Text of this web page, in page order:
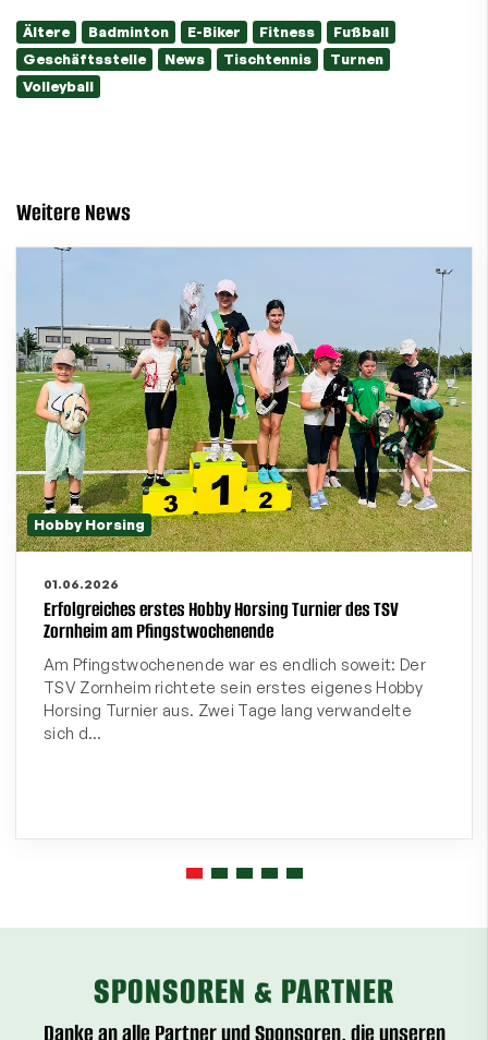
Ältere Badminton E-Biker Fitness
Fußball
Geschäftsstelle
News Tischtennis
Turnen
Volleyball
Weitere News
Hobby Horsing
01.06.2026
Erfolgreiches erstes Hobby Horsing Turnier des TSV
Zornheim am Pfingstwochenende
Am Pfingstwochenende war es endlich soweit: Der
TSV Zornheim richtete sein erstes eigenes Hobby
Horsing Turnier aus. Zwei Tage lang verwandelte
sich d…
SPONSOREN & PARTNER
Danke an alle Partner und Sponsoren, die unseren